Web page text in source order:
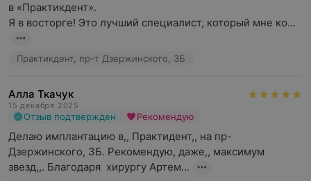
в «Практикдент».
Я в восторге! Это лучший специалист, который мне ко...
Практикдент, пр-т Дзержинского, 3Б
Алла Ткачук
15 декабря 2025
Отзыв подтвержден Рекомендую
Делаю имплантацию в,, Практидент,, на пр-
Дзержинского, 3Б. Рекомендую, даже,, максимум
звезд,,. Благодаря  хирургу Артем...